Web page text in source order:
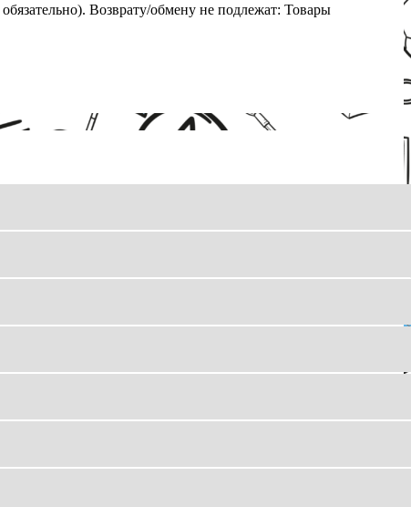
Возврату/обмену не подлежат: Товары